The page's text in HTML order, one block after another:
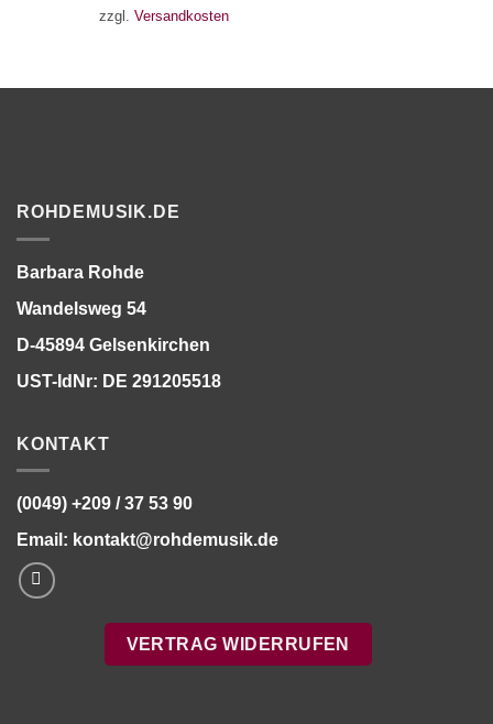
zzgl. Versandkosten
ROHDEMUSIK.DE
Barbara Rohde
Wandelsweg 54
D-45894 Gelsenkirchen
UST-IdNr: DE 291205518
KONTAKT
(0049) +209 / 37 53 90
Email: kontakt@rohdemusik.de
VERTRAG WIDERRUFEN